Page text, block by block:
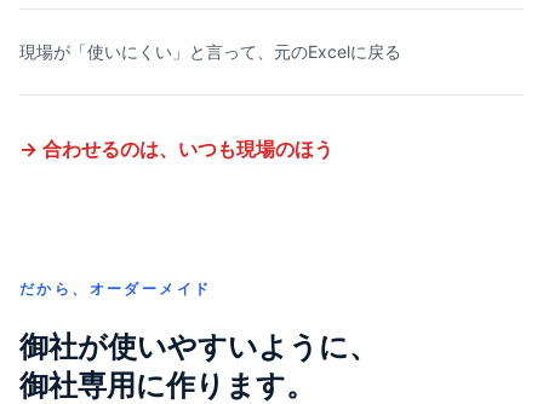
現場が「使いにくい」と言って、元のExcelに戻る
→ 合わせるのは、いつも現場のほう
だから、オーダーメイド
御社が使いやすいように、
御社専用に作ります。